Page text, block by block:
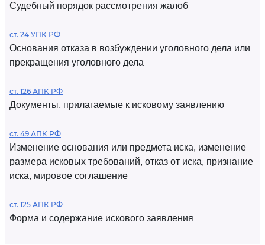
Судебный порядок рассмотрения жалоб
ст. 24 УПК РФ
Основания отказа в возбуждении уголовного дела или
прекращения уголовного дела
ст. 126 АПК РФ
Документы, прилагаемые к исковому заявлению
ст. 49 АПК РФ
Изменение основания или предмета иска, изменение
размера исковых требований, отказ от иска, признание
иска, мировое соглашение
ст. 125 АПК РФ
Форма и содержание искового заявления